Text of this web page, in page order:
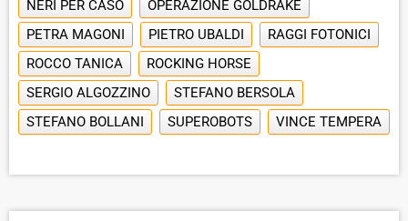
NERI PER CASO
OPERAZIONE GOLDRAKE
PETRA MAGONI
PIETRO UBALDI
RAGGI FOTONICI
ROCCO TANICA
ROCKING HORSE
SERGIO ALGOZZINO
STEFANO BERSOLA
STEFANO BOLLANI
SUPEROBOTS VINCE TEMPERA